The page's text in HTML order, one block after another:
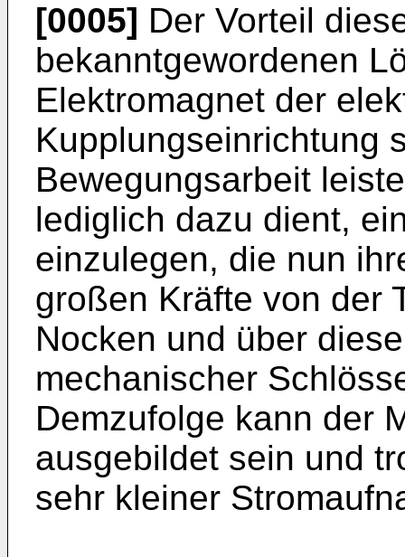
[0005] Der Vorteil
bekanntgewordenen
Elektromagnet der
Kupplungseinrichtung
Bewegungsarbeit
lediglich dazu dient,
einzulegen, die nun
großen Kräfte von der
Nocken und über
mechanischer
Demzufolge kann der
ausgebildet sein und
sehr kleiner